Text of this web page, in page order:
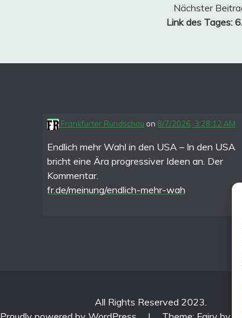
Nächster
Link des Tages:
Frankfurter Rundschau on 8/7/2026, 3:28:12 AM
Endlich mehr Wahl in den USA – In den USA
bricht eine Ära progressiver Ideen an. Der
Kommentar.
fr.de/meinung/endlich-mehr-wah
All Rights Reserved 2023.